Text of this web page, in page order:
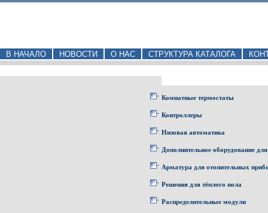
В НАЧАЛО НОВОСТИ О НАС СТРУКТУРА КАТАЛОГА
Комнатные термостаты
Контроллеры
Низовая автоматика
Дополнительное оборудование
Арматура для отопительных
Решения для тёплого пола
Распределительные модули